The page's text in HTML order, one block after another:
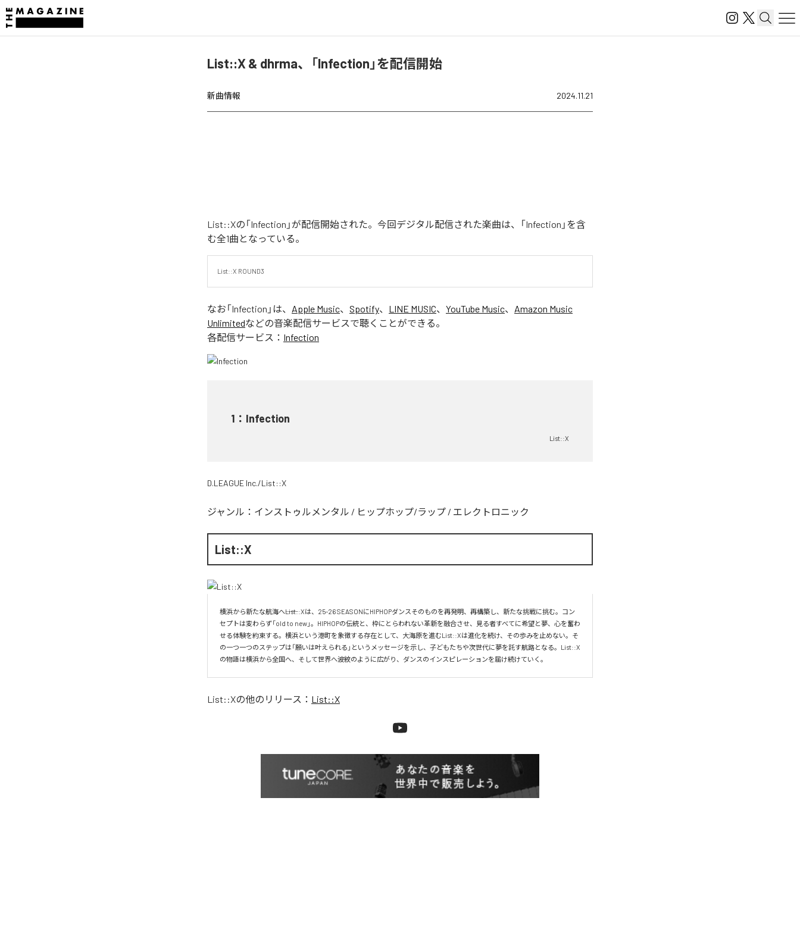
List::X & dhrma、「Infection」を配信開始
新曲情報 2024.11.21
List::Xの「Infection」が配信開始された。今回デジタル配信された楽曲は、「Infection」を含
む全1曲となっている。
List::X ROUND3
なお「Infection 」は、 Apple Music、 Spotify、 LINE MUSIC、 YouTube Music、 Amazon Music
Unlimitedなどの音楽配信サービスで聴くことができる。
各配信サービス： Infection
1 ： Infection
List::X
D.LEAGUE Inc./List::X
ジャンル： インストゥルメンタル / ヒップホップ/ラップ / エレクトロニック
List::X
横浜から新たな航海へ――List::Xは、25-26 SEASONにHIPHOPダンスそのものを再発明、再構築し、新たな挑戦に挑む。コン
セプトは変わらず「old to new」。HIPHOPの伝統と、枠にとらわれない革新を融合させ、見る者すべてに希望と夢、心を奮わ
せる体験を約束する。横浜という港町を象徴する存在として、大海原を進むList::Xは進化を続け、その歩みを止めない。そ
の一つ一つのステップは「願いは叶えられる」というメッセージを示し、子どもたちや次世代に夢を託す航路となる。List::X
の物語は横浜から全国へ、そして世界へ――波紋のように広がり、ダンスのインスピレーションを届け続けていく。
List::Xの他のリリース： List::X